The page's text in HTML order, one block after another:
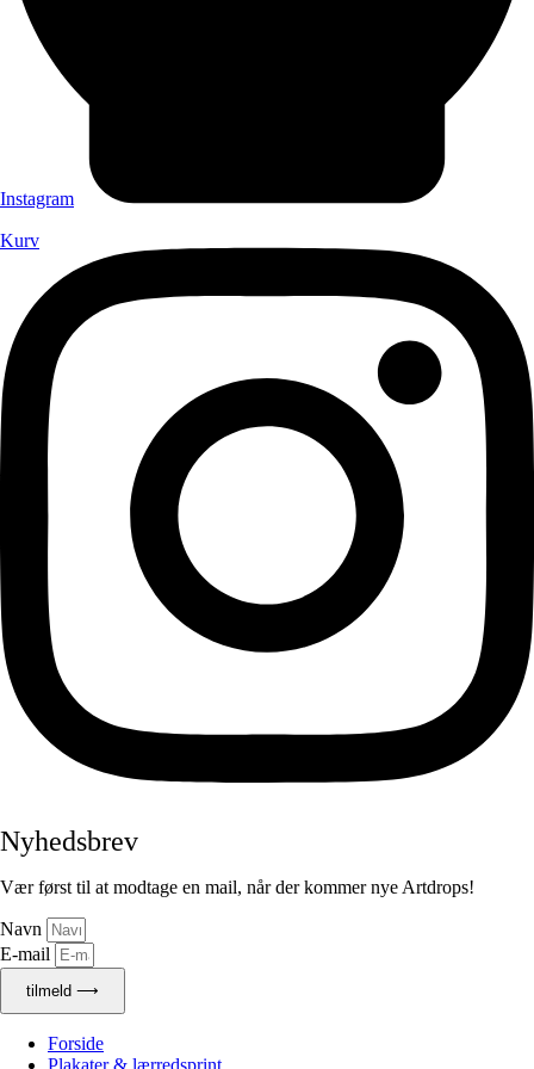
Kurv
Instagram
Nyhedsbrev
Vær først til at modtage en mail, når der kommer nye Artdrops!
Navn
E-mail
tilmeld ⟶
Forside
Plakater & lærredsprint